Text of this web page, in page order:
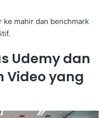
ke mahir dan benchmark
Udemy dan
Video yang